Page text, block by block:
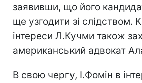
заявивши, що його
ще узгодити зі слідством.
інтереси Л.Кучми також
американський адвокат
В свою чергу, І.Фомін в